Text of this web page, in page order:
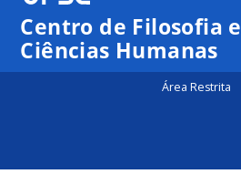
Centro de Filosofia e
Ciências Humanas
Área Restrita